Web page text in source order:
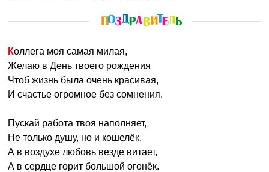
Коллега моя самая милая,
Желаю в День твоего рождения
Чтоб жизнь была очень красивая,
И счастье огромное без сомнения.
Пускай работа твоя наполняет,
Не только душу, но и кошелёк.
А в воздухе любовь везде витает,
А в сердце горит большой огонёк.